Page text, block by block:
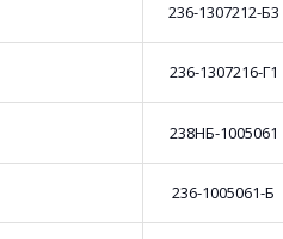
236-1307212-Б3
236-1307216-Г1
238НБ-1005061
236-1005061-Б